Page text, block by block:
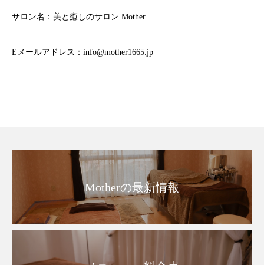
サロン名：美と癒しのサロン Mother
Eメールアドレス： info@mother1665.jp
Motherの最新情報